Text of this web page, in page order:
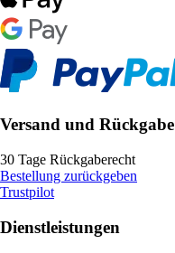
Versand und Rückgabe
30 Tage Rückgaberecht
Bestellung zurückgeben
Trustpilot
Dienstleistungen